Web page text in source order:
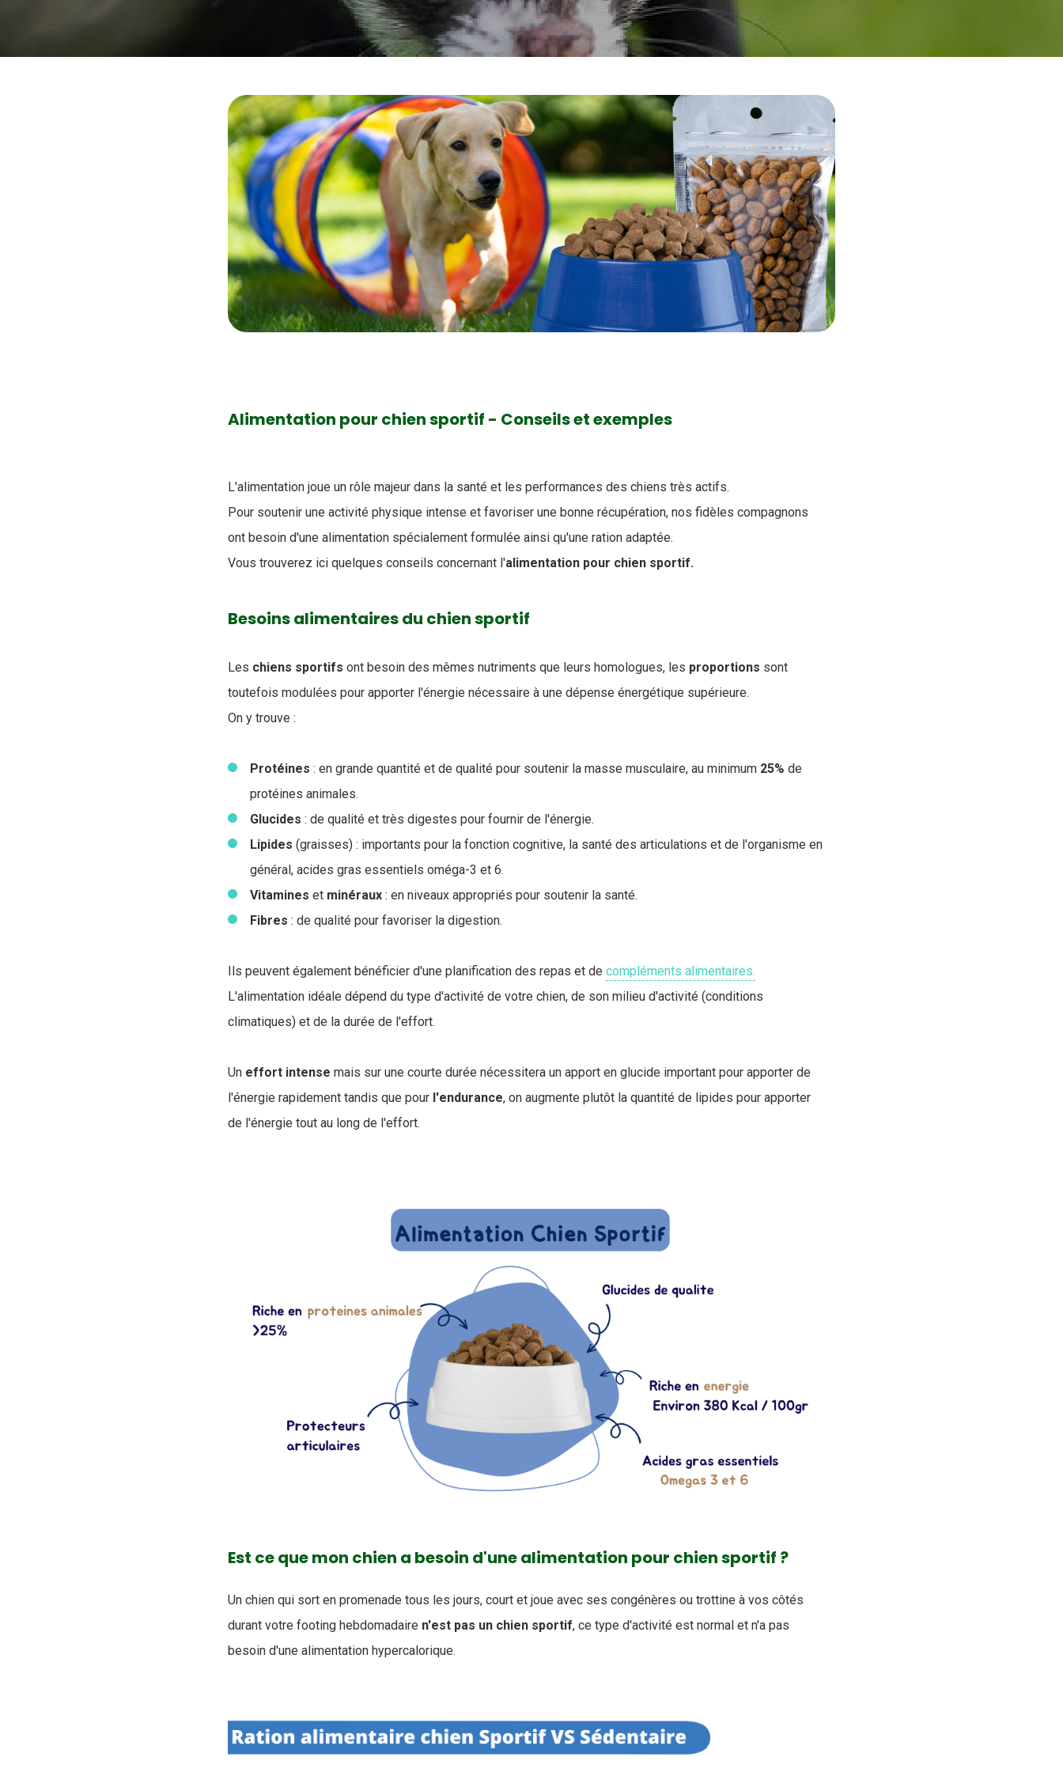
Alimentation pour chien sportif - Conseils et exemples
L'alimentation joue un rôle majeur dans la santé et les performances des chiens très actifs.
Pour soutenir une activité physique intense et favoriser une bonne récupération, nos fidèles compagnons
ont besoin d'une alimentation spécialement formulée ainsi qu'une ration adaptée.
Vous trouverez ici quelques conseils concernant l'alimentation pour chien sportif.
Besoins alimentaires du chien sportif
Les chiens sportifs ont besoin des mêmes nutriments que leurs homologues, les proportions sont
toutefois modulées pour apporter l'énergie nécessaire à une dépense énergétique supérieure.
On y trouve :
Protéines : en grande quantité et de qualité pour soutenir la masse musculaire, au minimum 25% de
protéines animales.
Glucides : de qualité et très digestes pour fournir de l'énergie.
Lipides (graisses) : importants pour la fonction cognitive, la santé des articulations et de l'organisme en
général, acides gras essentiels oméga-3 et 6.
Vitamines et minéraux : en niveaux appropriés pour soutenir la santé.
Fibres : de qualité pour favoriser la digestion.
Ils peuvent également bénéficier d'une planification des repas et de compléments alimentaires.
L'alimentation idéale dépend du type d'activité de votre chien, de son milieu d'activité (conditions
climatiques) et de la durée de l'effort.
Un effort intense mais sur une courte durée nécessitera un apport en glucide important pour apporter de
l'énergie rapidement tandis que pour l'endurance, on augmente plutôt la quantité de lipides pour apporter
de l'énergie tout au long de l'effort.
Est ce que mon chien a besoin d'une alimentation pour chien sportif ?
Un chien qui sort en promenade tous les jours, court et joue avec ses congénères ou trottine à vos côtés
durant votre footing hebdomadaire n'est pas un chien sportif, ce type d'activité est normal et n'a pas
besoin d'une alimentation hypercalorique.